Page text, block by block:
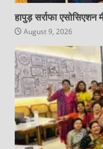
हापुड़ सर्राफा एसोसिएशन
August 9, 2026